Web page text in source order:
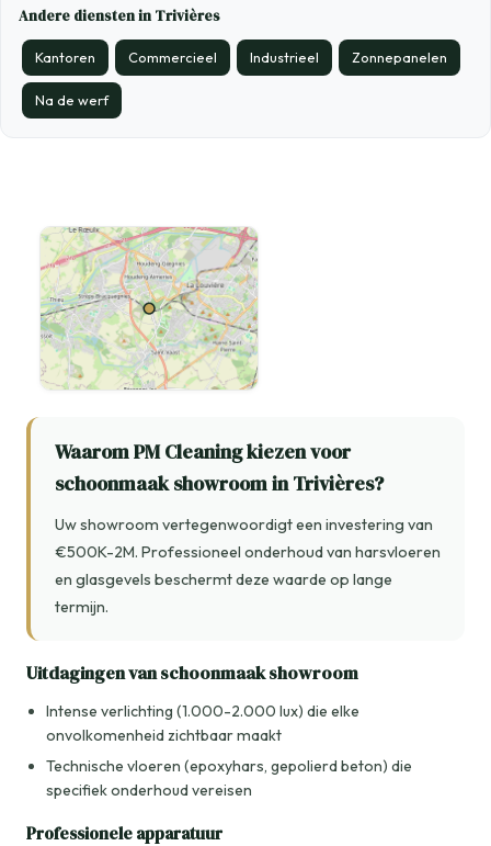
Andere diensten in Trivières
Kantoren Commercieel Industrieel Zonnepanelen
Na de werf
Waarom PM Cleaning kiezen voor
schoonmaak showroom in Trivières?
Uw showroom vertegenwoordigt een investering van
€500K-2M. Professioneel onderhoud van harsvloeren
en glasgevels beschermt deze waarde op lange
termijn.
Uitdagingen van schoonmaak showroom
Intense verlichting (1.000-2.000 lux) die elke
onvolkomenheid zichtbaar maakt
Technische vloeren (epoxyhars, gepolierd beton) die
specifiek onderhoud vereisen
Professionele apparatuur